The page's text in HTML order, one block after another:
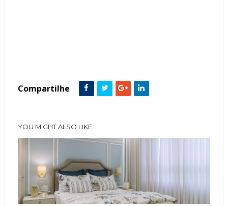
Compartilhe
YOU MIGHT ALSO LIKE